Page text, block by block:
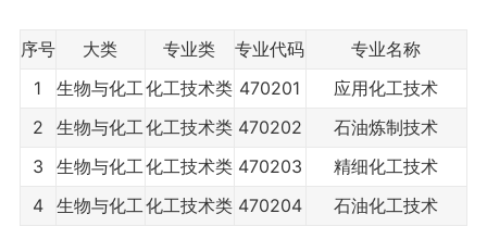
序号 大类 专业类 专业代码
专业名称
1
生物与化工化工技术类 470201
应用化工技术
2
生物与化工化工技术类 470202
石油炼制技术
3
生物与化工化工技术类 470203
精细化工技术
4
生物与化工化工技术类 470204
石油化工技术